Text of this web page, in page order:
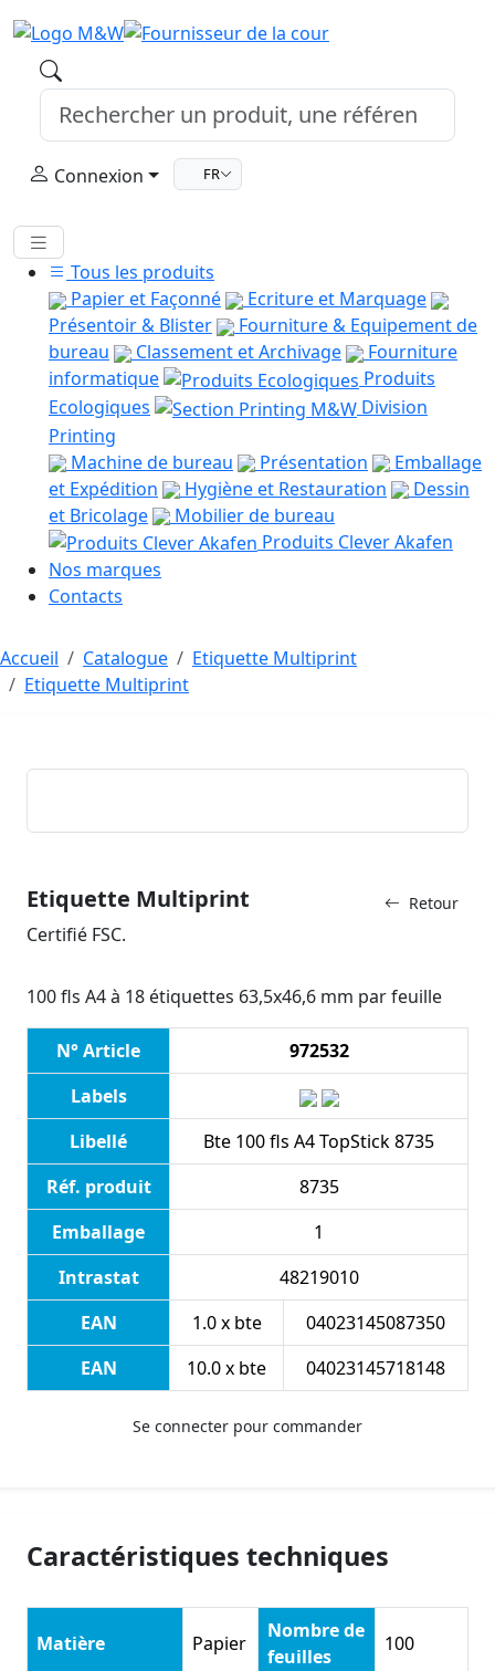
Connexion FR
Tous les produits
Papier et Façonné
Ecriture et Marquage
Présentoir & Blister
Fourniture & Equipement de
bureau
Classement et Archivage
Fourniture
informatique
Produits
Ecologiques
Division
Printing
Machine de bureau
Présentation
Emballage
et Expédition
Hygiène et Restauration
Dessin
et Bricolage
Mobilier de bureau
Produits Clever Akafen
Nos marques
Contacts
Accueil Catalogue
Etiquette Multiprint
Etiquette Multiprint
Retour
Etiquette Multiprint
Certifié FSC.
100 fls A4 à 18 étiquettes 63,5x46,6 mm par feuille
N° Article
972532
Labels
Libellé
Bte 100 fls A4 TopStick 8735
Réf. produit
8735
Emballage
1
Intrastat
48219010
EAN
1.0 x bte
04023145087350
EAN
10.0 x bte 04023145718148
Se connecter pour commander
Caractéristiques techniques
Matière Papier
Nombre de
feuilles
100